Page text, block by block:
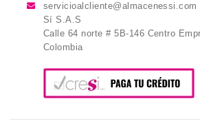
servicioalcliente@almacenessi.com
Sí S.A.S
Calle 64 norte # 5B-146 Centro
Colombia